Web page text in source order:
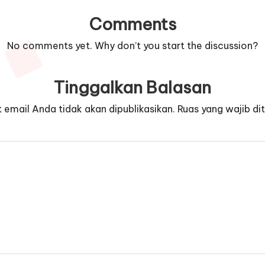
Comments
No comments yet. Why don’t you start the discussion?
Tinggalkan Balasan
Anda tidak akan dipublikasikan. Ruas yang wajib